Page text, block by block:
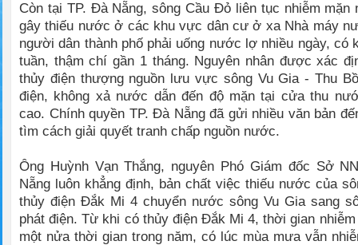
Còn tại TP. Đà Nẵng, sông Cầu Đỏ liên tục nhiễm mặn
gây thiếu nước ở các khu vực dân cư ở xa Nhà máy
người dân thành phố phải uống nước lợ nhiều ngày, có
tuần, thậm chí gần 1 tháng. Nguyên nhân được xác
thủy điện thượng nguồn lưu vực sông Vu Gia - Thu
điện, không xả nước dẫn đến độ mặn tại cửa thu
cao. Chính quyền TP. Đà Nẵng đã gửi nhiều văn bản
tìm cách giải quyết tranh chấp nguồn nước.
Ông Huỳnh Vạn Thắng, nguyên Phó Giám đốc Sở
Nẵng luôn khẳng định, bản chất việc thiếu nước của
thủy điện Đắk Mi 4 chuyển nước sông Vu Gia sang
phát điện. Từ khi có thủy điện Đắk Mi 4, thời gian
một nửa thời gian trong năm, có lúc mùa mưa vẫn